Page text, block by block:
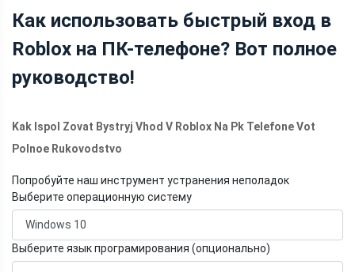
Как использовать быстрый вход в
Roblox на ПК-телефоне? Вот полное
руководство!
Kak Ispol Zovat Bystryj Vhod V Roblox Na Pk Telefone Vot
Polnoe Rukovodstvo
Попробуйте наш инструмент устранения неполадок
Выберите операционную систему
Выберите язык програмирования (опционально)